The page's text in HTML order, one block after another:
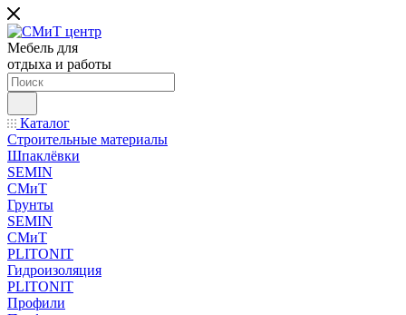
Мебель для
отдыха и работы
Каталог
Строительные материалы
Шпаклёвки
SEMIN
СМиТ
Грунты
SEMIN
СМиТ
PLITONIT
Гидроизоляция
PLITONIT
Профили